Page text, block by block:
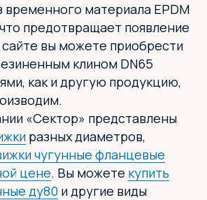
временного материала EPDM
предотвращает появление
вы можете приобрести
клином DN65
как и другую продукцию,
«Сектор» представлены
разных диаметров,
чугунные фланцевые
цене. Вы можете купить
ду80 и другие виды